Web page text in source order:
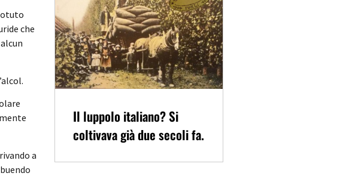
che
a
Il luppolo italiano? Si
coltivava già due secoli fa.